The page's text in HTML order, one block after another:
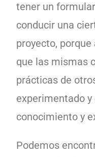
tener un
conducir una
proyecto,
que las mismas
prácticas de
experimentado y
conocimiento y
Podemos